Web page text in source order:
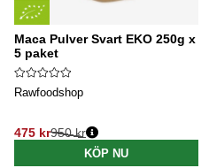
Maca Pulver Svart EKO 250g x
5 paket
Rawfoodshop
475 kr
Ordinarie pris:
950 kr
KÖP NU